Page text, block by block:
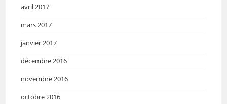
avril 2017
mars 2017
janvier 2017
décembre 2016
novembre 2016
octobre 2016